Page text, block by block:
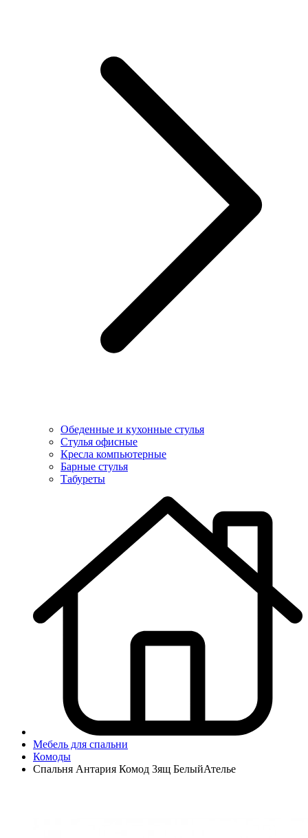
Обеденные и кухонные стулья
Стулья офисные
Кресла компьютерные
Барные стулья
Табуреты
Мебель для спальни
Комоды
Спальня Антария Комод 3ящ БелыйАтелье